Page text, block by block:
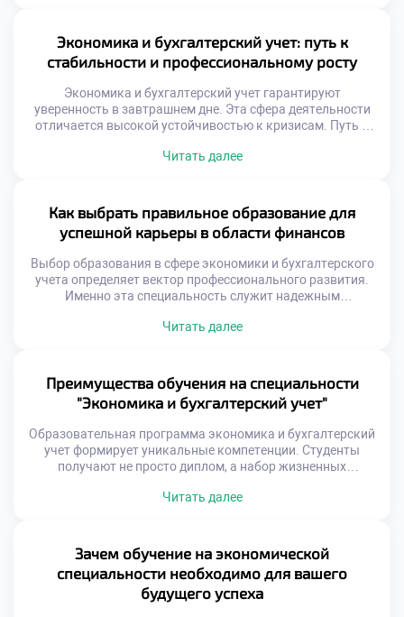
испытывает вечный голод по таким кадрам.
Стабильность профессии не зависит от модных […]
Экономика и бухгалтерский учет: путь к
стабильности и профессиональному росту
Экономика и бухгалтерский учет гарантируют
уверенность в завтрашнем дне. Эта сфера деятельности
отличается высокой устойчивостью к кризисам. Путь к
осознанного выбора. Финансовые специалисты
квалифицированные кадры остается неизменно
высоким. Профессиональное развитие здесь носит
непрерывный характер. Каждая […]
Читать далее
Как выбрать правильное образование для
успешной карьеры в области финансов
Выбор образования в сфере экономики и бухгалтерского
учета определяет вектор профессионального развития.
Именно эта специальность служит надежным
часто сталкиваются с многообразием учебных программ
потери драгоценных лет. Будущий специалист должен
видеть перспективу своей отрасли ясно.
Образовательная траектория требует […]
Читать далее
Преимущества обучения на специальности
"Экономика и бухгалтерский учет"
Образовательная программа экономика и бухгалтерский
учет формирует уникальные компетенции. Студенты
получают не просто диплом, а набор жизненных
неотъемлемой частью личности выпускника.
подкрепляются делом. Молодые специалисты выходят из
стен учебного заведения готовыми к труду. Рассмотрим
ключевые выгоды данного образовательного трека.
Каждый […]
Читать далее
Зачем обучение на экономической
специальности необходимо для вашего
будущего успеха